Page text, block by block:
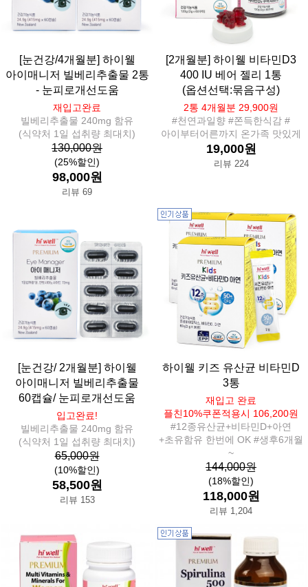
[눈건강/4개월분] 하이웰
아이매니저 빌베리추출물 2통
- 눈피로개선도움
재입고완료
빌베리추출물 240mg 함유
(식약처 1일 섭취량 최대치)
130,000원
(25%할인)
98,000원
리뷰 69
[2개월분] 하이웰 비타민D3
400 IU 베어 젤리 1통
(옵션선택:묶음구성)
2통 4개월분 29,900원
#천연과일향 #쫀득한식감 #
아이부터어른까지 온가족 맛있게
19,000원
리뷰 224
[눈건강/ 2개월분] 하이웰
아이매니저 빌베리추출물
60캡슐/ 눈피로개선도움
입고완료!
빌베리추출물 240mg 함유
(식약처 1일 섭취량 최대치)
65,000원
(10%할인)
58,500원
리뷰 153
하이웰 키즈 유산균 비타민D
3통
재입고 완료
플친10%쿠폰적용시 106,200원
#12종유산균+비타민D+아연
+초유함유 한번에 OK #생후6개월
~
144,000원
(18%할인)
118,000원
리뷰 1,204